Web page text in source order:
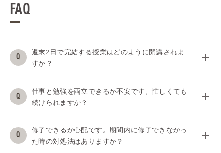
FAQ
週末2日で完結する授業はどのように開講されま
すか？
仕事と勉強を両立できるか不安です。忙しくても
続けられますか？
修了できるか心配です。期間内に修了できなかっ
た時の対処法はありますか？